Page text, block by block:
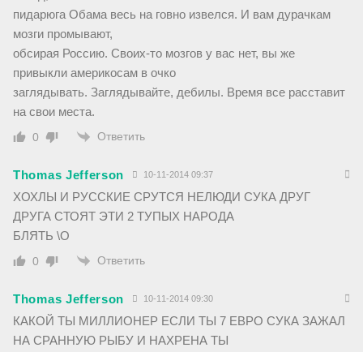
пидарюга Обама весь на говно извелся. И вам дурачкам
мозги промывают,
обсирая Россию. Своих-то мозгов у вас нет, вы же
привыкли америкосам в очко
заглядывать. Заглядывайте, дебилы. Время все расставит
на свои места.
0 Ответить
Thomas Jefferson 10-11-2014 09:37
ХОХЛЫ И РУССКИЕ СРУТСЯ НЕЛЮДИ СУКА ДРУГ
ДРУГА СТОЯТ ЭТИ 2 ТУПЫХ НАРОДА
БЛЯТЬ \O
0 Ответить
Thomas Jefferson 10-11-2014 09:30
КАКОЙ ТЫ МИЛЛИОНЕР ЕСЛИ ТЫ 7 ЕВРО СУКА ЗАЖАЛ
НА СРАННУЮ РЫБУ И НАХРЕНА ТЫ